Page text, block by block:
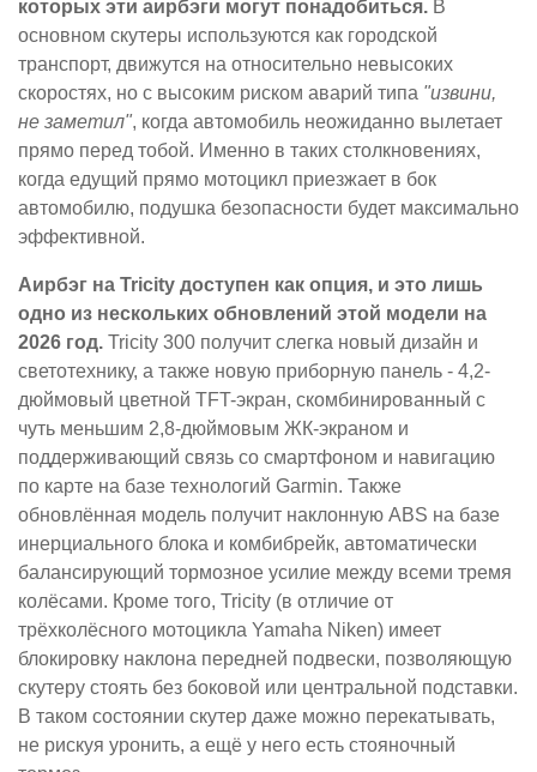
которых эти аирбэги могут понадобиться. В
основном скутеры используются как городской
транспорт, движутся на относительно невысоких
скоростях, но с высоким риском аварий типа "извини,
не заметил", когда автомобиль неожиданно вылетает
прямо перед тобой. Именно в таких столкновениях,
когда едущий прямо мотоцикл приезжает в бок
автомобилю, подушка безопасности будет максимально
эффективной.
Аирбэг на Tricity доступен как опция, и это лишь
одно из нескольких обновлений этой модели на
2026 год. Tricity 300 получит слегка новый дизайн и
светотехнику, а также новую приборную панель - 4,2-
дюймовый цветной TFT-экран, скомбинированный с
чуть меньшим 2,8-дюймовым ЖК-экраном и
поддерживающий связь со смартфоном и навигацию
по карте на базе технологий Garmin. Также
обновлённая модель получит наклонную ABS на базе
инерциального блока и комбибрейк, автоматически
балансирующий тормозное усилие между всеми тремя
колёсами. Кроме того, Tricity (в отличие от
трёхколёсного мотоцикла Yamaha Niken) имеет
блокировку наклона передней подвески, позволяющую
скутеру стоять без боковой или центральной подставки.
В таком состоянии скутер даже можно перекатывать,
не рискуя уронить, а ещё у него есть стояночный